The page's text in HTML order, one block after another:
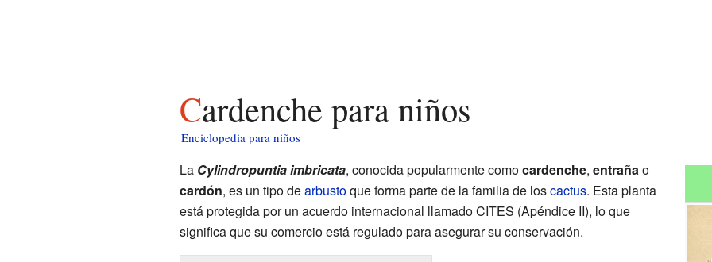
Cardenche para niños
Enciclopedia para niños
La Cylindropuntia imbricata, conocida popularmente comocardenche, entrañao
cardón, es un tipo dearbustoque forma parte de la familia de loscactus. Esta planta
está protegida por un acuerdo internacional llamado CITES (Apéndice II), lo que
significa que su comercio está regulado para asegurar su conservación.